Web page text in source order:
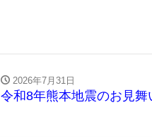
2026年7月31日
令和8年熊本地震のお見舞